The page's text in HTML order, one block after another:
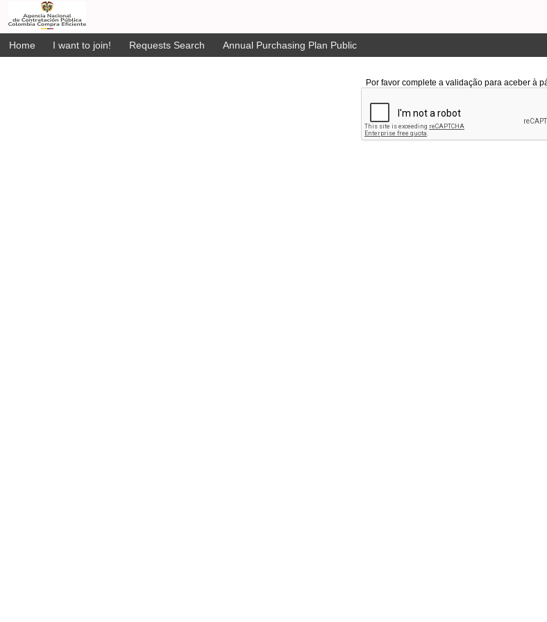
Home I want to join! Requests Search Annual Purchasing Plan Public
Por favor complete a validação para aceber à